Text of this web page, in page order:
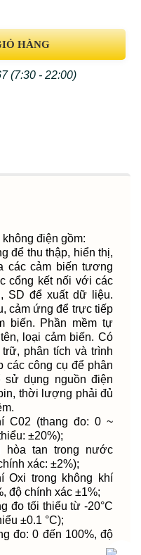
HÀNG
(7:30 - 22:00)
điện gồm:
để thu thập, hiển thị,
các cảm biến tương
cổng kết nối với các
SD để xuất dữ liệu.
cảm ứng để trực tiếp
biến. Phần mềm tự
loại cảm biến. Có
phân tích và trình
công cụ để phân
dụng nguồn điện
thời lượng phải đủ
C02 (thang đo: 0 ~
±20%);
tan trong nước
xác: ±2%);
Oxi trong không khí
độ chính xác ±1%;
đo tối thiểu từ -20°C
±0.1 °C);
đo: 0 đến 100%, độ